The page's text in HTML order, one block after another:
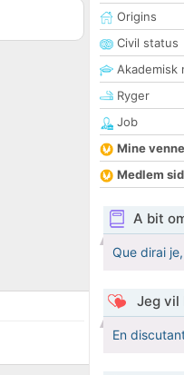
Origins
Civil status
Akademisk
Ryger
Job
Mine
Medlem
A bit
Que dirai
Jeg vil
En